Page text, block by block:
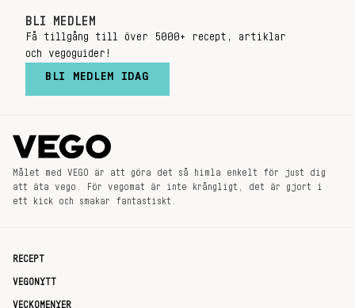
BLI MEDLEM
Få tillgång till över 5000+ recept, artiklar
och vegoguider!
BLI MEDLEM IDAG
Målet med VEGO är att göra det så himla enkelt för just dig
att äta vego. För vegomat är inte krångligt, det är gjort i
ett kick och smakar fantastiskt.
RECEPT
VEGONYTT
VECKOMENYER